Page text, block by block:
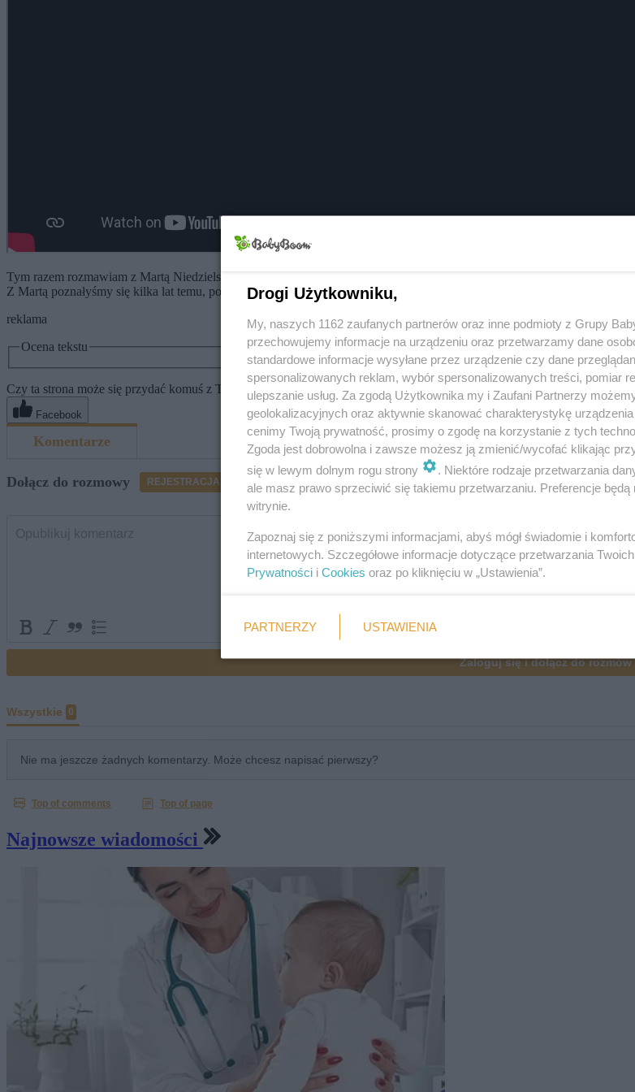
Tym razem rozmawiam z Martą Niedzielską z
Z Martą poznałyśmy się kilka lat temu, podczas babyboomowej akcji O Matko Jesteś Kobietą. Była jedną z laureatek
reklama
Ocena tekstu
Czy ta strona może się przydać komuś z Twoich znajomych? Poleć ją:
Facebook
Najnowsze wiadomości
Drogi Użytkowniku,
My, naszych 1162 zaufanych partnerów oraz inne podmioty z Grupy
przechowujemy informacje na urządzeniu oraz przetwarzamy dane
standardowe informacje wysyłane przez urządzenie czy dane
spersonalizowanych reklam, wybór spersonalizowanych treści, pomiar
ulepszanie usług. Za zgodą Użytkownika my i Zaufani Partnerzy
geolokalizacyjnych oraz aktywnie skanować charakterystykę
cenimy Twoją prywatność, prosimy o zgodę na korzystanie z tych
Zgoda jest dobrowolna i zawsze możesz ją zmienić/wycofać klikając
się w lewym dolnym rogu strony
. Niektóre rodzaje przetwarzania
ale masz prawo sprzeciwić się takiemu przetwarzaniu. Preferencje będą
witrynie.
Zapoznaj się z poniższymi informacjami, abyś mógł świadomie i
internetowych. Szczegółowe informacje dotyczące przetwarzania
Prywatności i Cookies oraz po kliknięciu w „Ustawienia”.
PARTNERZY USTAWIENIA